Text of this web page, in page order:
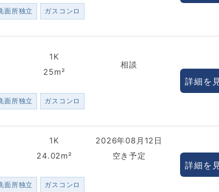
面所独立 ガスコンロ
1K
25m²
相談
面所独立 ガスコンロ
詳細を
1K
24.02m²
2026年08月12日
空き予定
面所独立 ガスコンロ
詳細を